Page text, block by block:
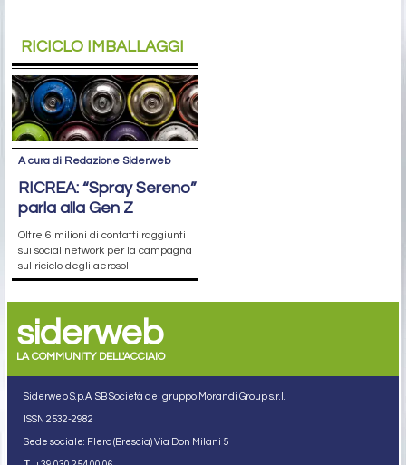
RICICLO IMBALLAGGI
A cura di Redazione Siderweb
RICREA: “Spray Sereno”
parla alla Gen Z
Oltre 6 milioni di contatti raggiunti
sui social network per la campagna
sul riciclo degli aerosol
siderweb
LA COMMUNITY DELL'ACCIAIO
Siderweb S.p.A. SB Società del gruppo Morandi Group s.r.l.
ISSN 2532-2982
Sede sociale: Flero (Brescia) Via Don Milani 5